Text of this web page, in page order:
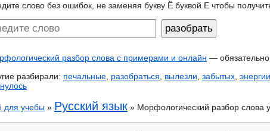
слово без ошибок, не заменяя букву Ё буквой Е чтобы
разбор слова с примерами и онлайн —
разбирали: печальные разобраться вылезли забытых энергии
для учебы » Русский язык » Морфологический разбор слова